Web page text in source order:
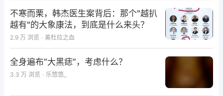
我都会感到由衷的欣慰和满足！
下面是与两位丁香园战友的真实故事：
那是2005年7月，我收到了一位战友的求助PM。她的
论文在大修两次后均不合格，杂志(IF2分多)社给了她
最后一次修稿机会，但她不知如何修改，正处于绝望之
中。我在第一时间回复了她。在了解了论文内容、投稿
及修回情况后，我建议她将她的论文、杂志意见及建议
不寒而栗，韩杰医生案背后：那个"越扒
越有"的大象康法，到底是什么来头？
2.9 万 浏览 · 美杜拉之血
全身遍布“大黑痣”，考虑什么？
3.3 万 浏览 · 乐悠悠_